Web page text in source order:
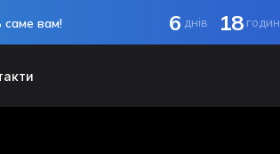
саме вам! 6 днів 18 годин